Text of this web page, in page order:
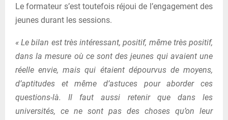
Le formateur s’est toutefois réjoui de l’engagement des
jeunes durant les sessions.
« Le bilan est très intéressant, positif, même très positif,
dans la mesure où ce sont des jeunes qui avaient une
réelle envie, mais qui étaient dépourvus de moyens,
d’aptitudes et même d’astuces pour aborder ces
questions-là.Il faut aussi retenir que dans les
universités, ce ne sont pas des choses qu’on leur